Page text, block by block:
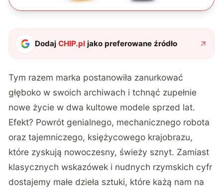
DodajCHIP.pl jako preferowane źródło
Tym razem marka postanowiła zanurkować
głęboko w swoich archiwach i tchnąć zupełnie
nowe życie w dwa kultowe modele sprzed lat.
Efekt? Powrót genialnego, mechanicznego robota
oraz tajemniczego, księżycowego krajobrazu,
które zyskują nowoczesny, świeży sznyt. Zamiast
klasycznych wskazówek i nudnych rzymskich cyfr
dostajemy małe dzieła sztuki, które każą nam na